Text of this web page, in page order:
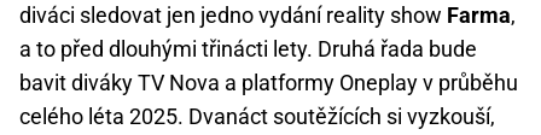
diváci sledovat jen jedno vydání reality show Farma,
a to před dlouhými třinácti lety. Druhá řada bude
bavit diváky TV Nova a platformy Oneplay v průběhu
celého léta 2025. Dvanáct soutěžících si vyzkouší,